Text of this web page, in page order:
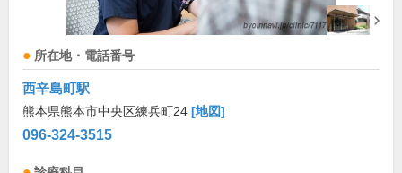
所在地・電話番号
西辛島町駅
熊本県熊本市中央区練兵町24 [地図]
096-324-3515